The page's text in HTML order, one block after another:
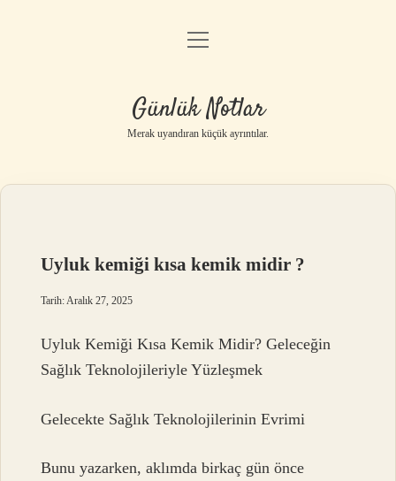
Anasayfa
Yasal Uyarı
menüyü
Günlük Notlar
Merak uyandıran küçük ayrıntılar.
Uyluk kemiği kısa kemik midir ?
Tarih: Aralık 27, 2025
Uyluk Kemiği Kısa Kemik Midir? Geleceğin
Sağlık Teknolojileriyle Yüzleşmek
Gelecekte Sağlık Teknolojilerinin Evrimi
Bunu yazarken, aklımda birkaç gün önce